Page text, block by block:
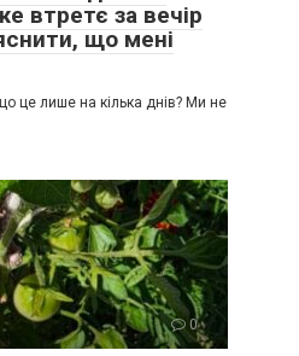
втретє за вечір
що мені
це лише на кілька днів? Ми не
0